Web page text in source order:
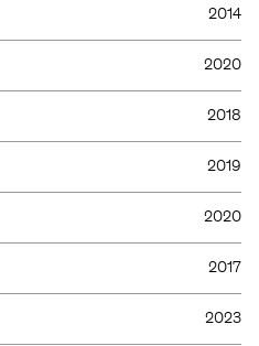
2014
2020
2018
2019
2020
2017
2023